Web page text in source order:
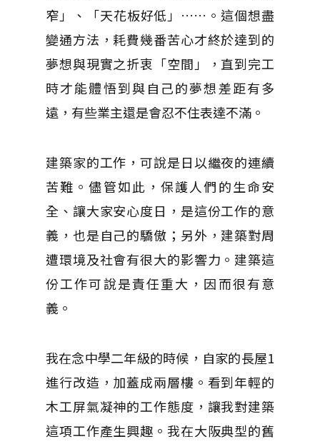
窄」、「天花板好低」 …… 。這個想盡
變通方法，耗費幾番苦心才終於達到的
夢想與現實之折衷「空間」，直到完工
時才能體悟到與自己的夢想差距有多
遠，有些業主還是會忍不住表達不滿。
建築家的工作，可說是日以繼夜的連續
苦難。儘管如此，保護人們的生命安
全、讓大家安心度日，是這份工作的意
義，也是自己的驕傲；另外，建築對周
遭環境及社會有很大的影響力。建築這
份工作可說是責任重大，因而很有意
義。
我在念中學二年級的時候，自家的長屋1
進行改造，加蓋成兩層樓。看到年輕的
木工屏氣凝神的工作態度，讓我對建築
這項工作產生興趣。我在大阪典型的舊